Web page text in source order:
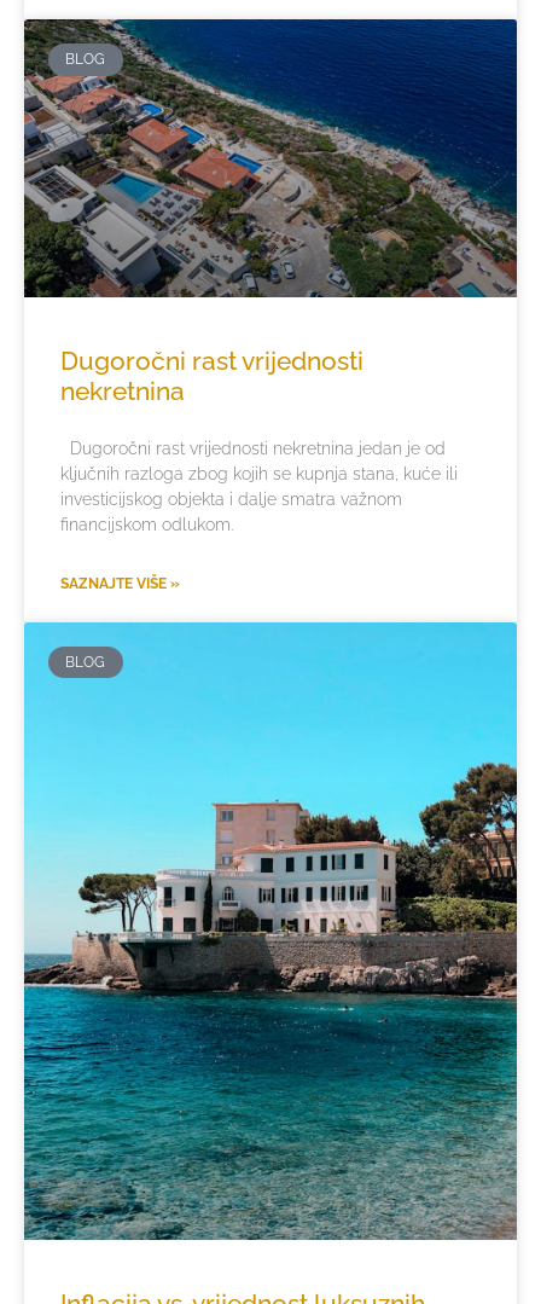
BLOG
Dugoročni rast vrijednosti
nekretnina
Dugoročni rast vrijednosti nekretnina jedan je od
ključnih razloga zbog kojih se kupnja stana, kuće ili
investicijskog objekta i dalje smatra važnom
financijskom odlukom.
SAZNAJTE VIŠE »
BLOG